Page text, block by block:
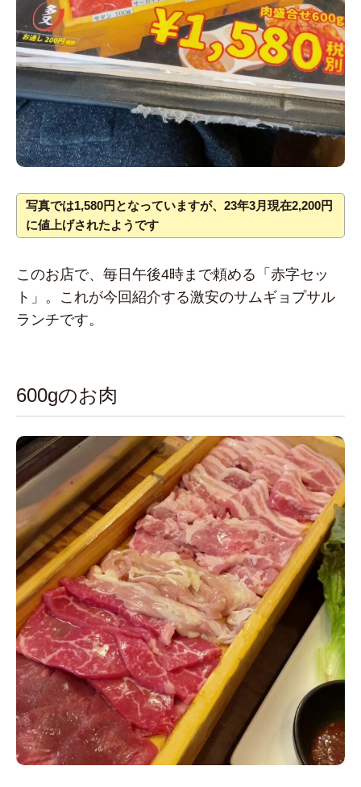
写真では1,580円となっていますが、23年3月現在2,200円
に値上げされたようです
このお店で、毎日午後4時まで頼める「赤字セッ
ト」。これが今回紹介する激安のサムギョプサル
ランチです。
600gのお肉